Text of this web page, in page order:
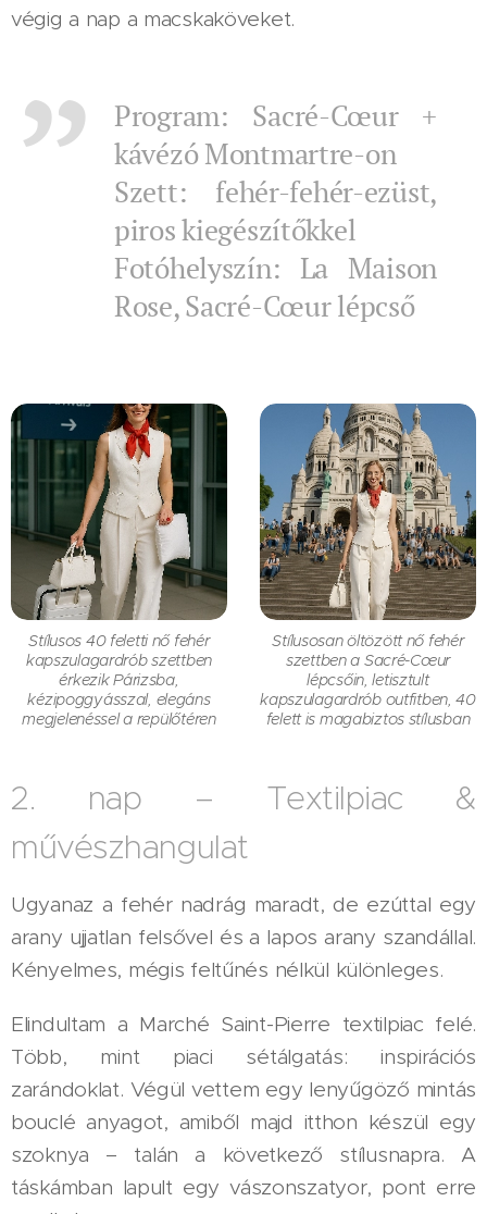
végig a nap a macskaköveket.
Program: Sacré-Cœur +
kávézó Montmartre-on
Szett: fehér-fehér-ezüst,
piros kiegészítőkkel
Fotóhelyszín: La Maison
Rose, Sacré-Cœur lépcső
Stílusos 40 feletti nő fehér
kapszulagardrób szettben
érkezik Párizsba,
kézipoggyásszal, elegáns
megjelenéssel a repülőtéren
Stílusosan öltözött nő fehér
szettben a Sacré-Cœur
lépcsőin, letisztult
kapszulagardrób outfitben, 40
felett is magabiztos stílusban
2. nap – Textilpiac &
művészhangulat
Ugyanaz a fehér nadrág maradt, de ezúttal egy
arany ujjatlan felsővel és a lapos arany szandállal.
Kényelmes, mégis feltűnés nélkül különleges.
Elindultam a Marché Saint-Pierre textilpiac felé.
Több, mint piaci sétálgatás: inspirációs
zarándoklat. Végül vettem egy lenyűgöző mintás
bouclé anyagot, amiből majd itthon készül egy
szoknya – talán a következő stílusnapra. A
táskámban lapult egy vászonszatyor, pont erre